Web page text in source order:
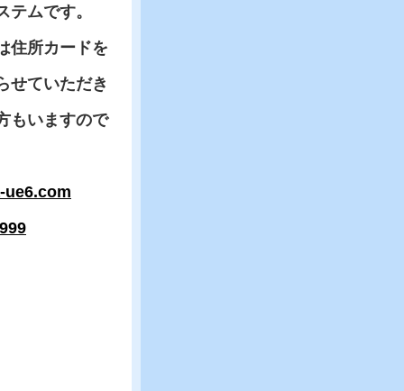
ムです。
住所カードを
せていただき
もいますので